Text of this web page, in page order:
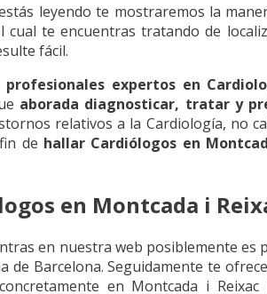
leyendo te mostraremos la
cual te encuentras tratando de
fácil.
profesionales expertos en
aborada diagnosticar, tratar y
relativos a la Cardiología, no
de hallar Cardiólogos en
en Montcada i
en nuestra web posiblemente es
de Barcelona. Seguidamente te
en Montcada i